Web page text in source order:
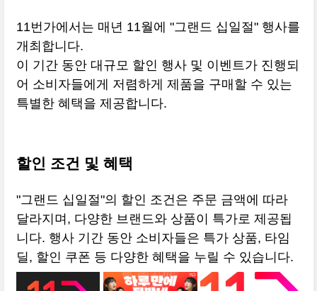
11번가에서는 매년 11월에 "그랜드 십일절" 행사를
개최합니다.
이 기간 동안 대규모 할인 행사 및 이벤트가 진행되
어 소비자들에게 저렴하게 제품을 구매할 수 있는
특별한 혜택을 제공합니다.
할인 조건 및 혜택
"그랜드 십일절"의 할인 조건은 주문 금액에 따라
달라지며, 다양한 브랜드와 상품이 특가로 제공됩
니다. 행사 기간 동안 소비자들은 특가 상품, 타임
딜, 할인 쿠폰 등 다양한 혜택을 누릴 수 있습니다.